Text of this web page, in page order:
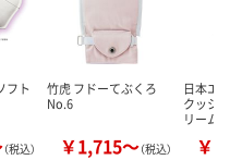
フト
（税込）
竹虎 フドーてぶくろ
No.6
￥1,715～（税込）
日本エ
クッシ
リーム
￥